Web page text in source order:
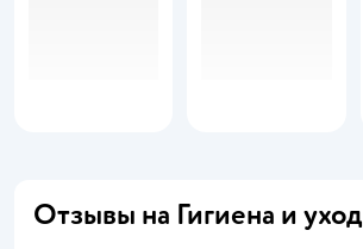
Отзывы на Гигиена и уход